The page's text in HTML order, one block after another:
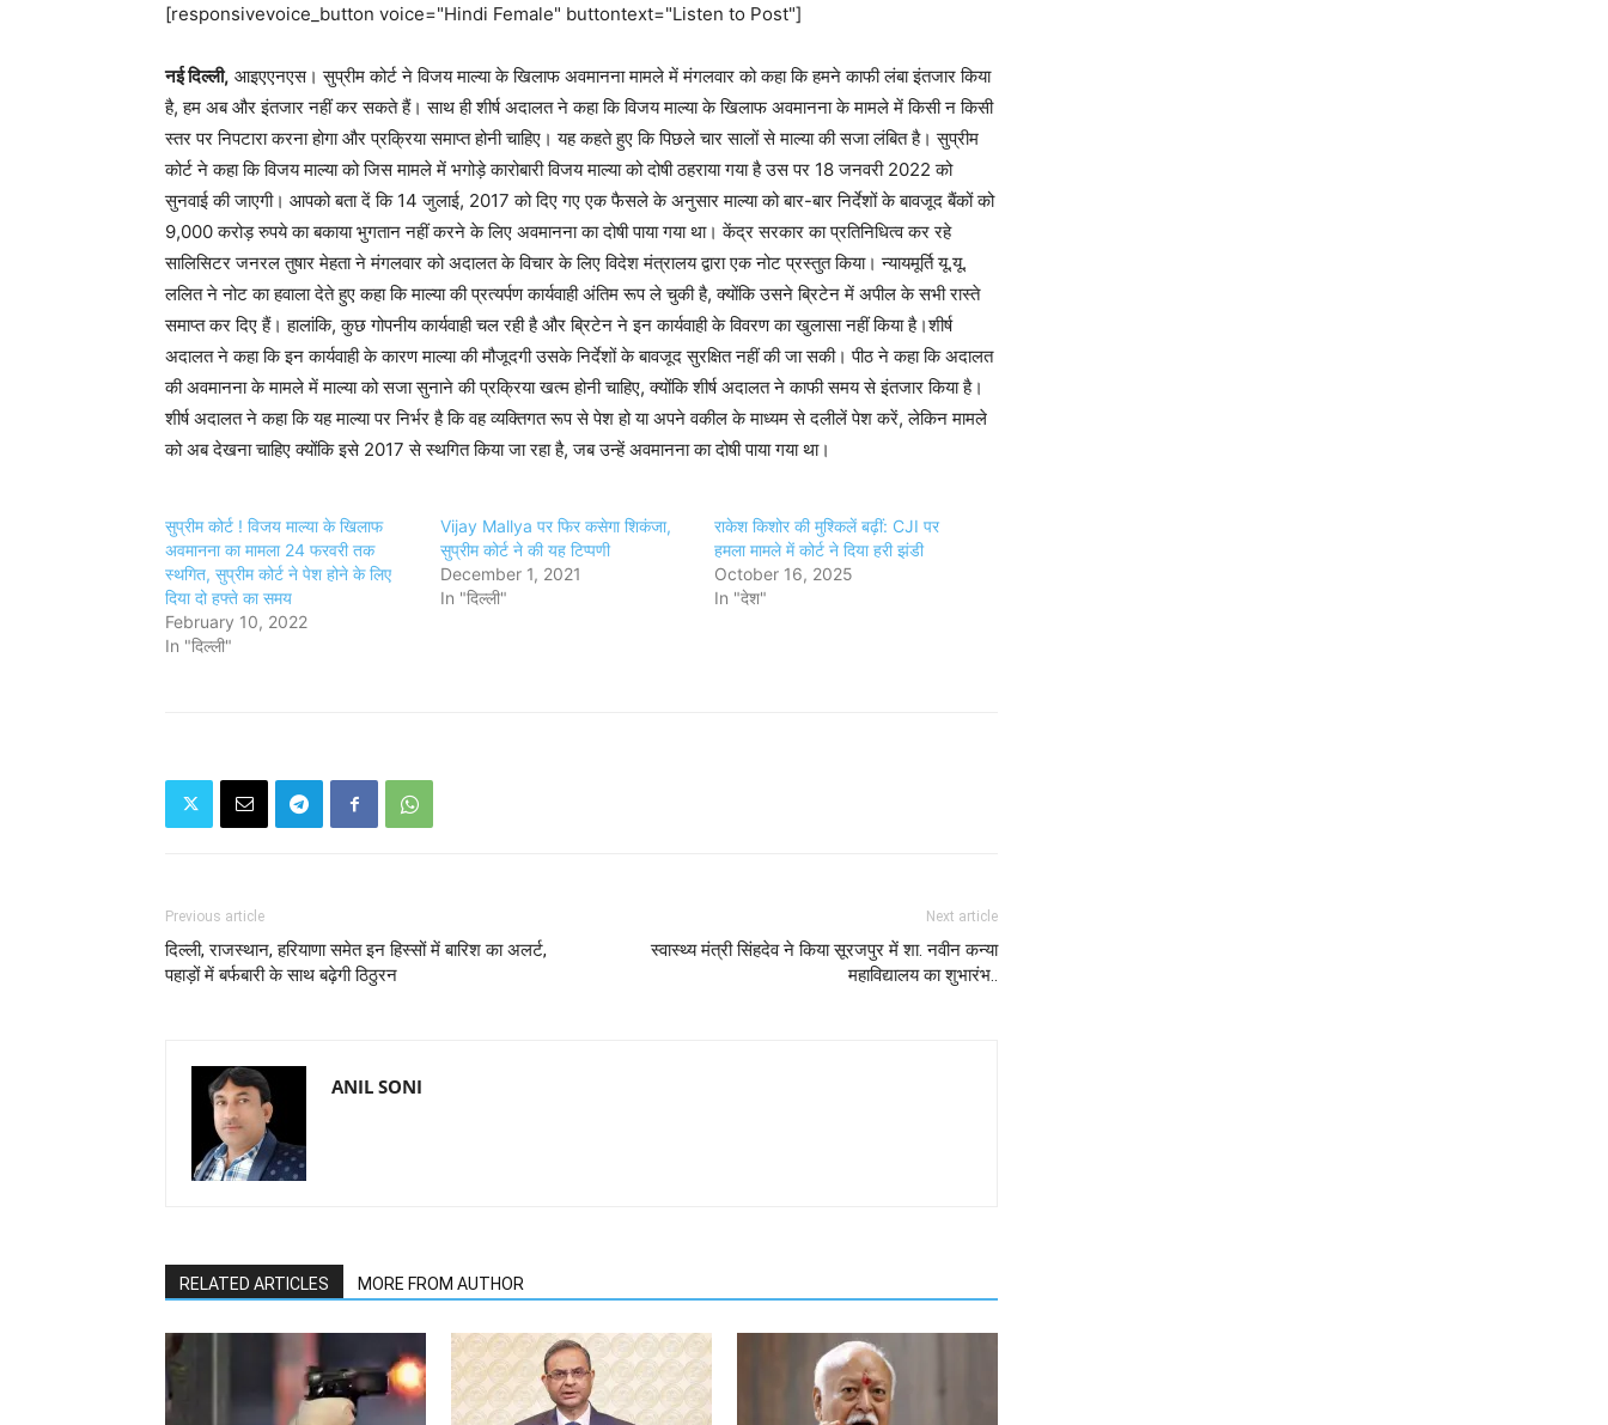
[responsivevoice_button voice="Hindi Female" buttontext="Listen to Post"]
नई दिल्ली, आइएएनएस। सुप्रीम कोर्ट ने विजय माल्या के खिलाफ अवमानना ​​​​मामले में मंगलवार को कहा कि हमने काफी लंबा इंतजार किया
है, हम अब और इंतजार नहीं कर सकते हैं। साथ ही शीर्ष अदालत ने कहा कि विजय माल्या के खिलाफ अवमानना ​​के मामले में किसी न किसी
स्तर पर निपटारा करना होगा और प्रक्रिया समाप्त होनी चाहिए। यह कहते हुए कि पिछले चार सालों से माल्या की सजा लंबित है। सुप्रीम
कोर्ट ने कहा कि विजय माल्या को जिस मामले में भगोड़े कारोबारी विजय माल्या को दोषी ठहराया गया है उस पर 18 जनवरी 2022 को
सुनवाई की जाएगी। आपको बता दें कि 14 जुलाई, 2017 को दिए गए एक फैसले के अनुसार माल्या को बार-बार निर्देशों के बावजूद बैंकों को
9,000 करोड़ रुपये का बकाया भुगतान नहीं करने के लिए अवमानना ​​का दोषी पाया गया था। केंद्र सरकार का प्रतिनिधित्व कर रहे
सालिसिटर जनरल तुषार मेहता ने मंगलवार को अदालत के विचार के लिए विदेश मंत्रालय द्वारा एक नोट प्रस्तुत किया। न्यायमूर्ति यू.यू.
ललित ने नोट का हवाला देते हुए कहा कि माल्या की प्रत्यर्पण कार्यवाही अंतिम रूप ले चुकी है, क्योंकि उसने ब्रिटेन में अपील के सभी रास्ते
समाप्त कर दिए हैं। हालांकि, कुछ गोपनीय कार्यवाही चल रही है और ब्रिटेन ने इन कार्यवाही के विवरण का खुलासा नहीं किया है।शीर्ष
अदालत ने कहा कि इन कार्यवाही के कारण माल्या की मौजूदगी उसके निर्देशों के बावजूद सुरक्षित नहीं की जा सकी। पीठ ने कहा कि अदालत
की अवमानना ​​के मामले में माल्या को सजा सुनाने की प्रक्रिया खत्म होनी चाहिए, क्योंकि शीर्ष अदालत ने काफी समय से इंतजार किया है।
शीर्ष अदालत ने कहा कि यह माल्या पर निर्भर है कि वह व्यक्तिगत रूप से पेश हो या अपने वकील के माध्यम से दलीलें पेश करें, लेकिन मामले
को अब देखना चाहिए क्योंकि इसे 2017 से स्थगित किया जा रहा है, जब उन्हें अवमानना ​​का दोषी पाया गया था।
सुप्रीम कोर्ट ! विजय माल्या के खिलाफ
अवमानना का मामला 24 फरवरी तक
स्थगित, सुप्रीम कोर्ट ने पेश होने के लिए
दिया दो हफ्ते का समय
February 10, 2022
In "दिल्ली"
Vijay Mallya पर फिर कसेगा शिकंजा,
सुप्रीम कोर्ट ने की यह टिप्पणी
December 1, 2021
In "दिल्ली"
राकेश किशोर की मुश्किलें बढ़ीं: CJI पर
हमला मामले में कोर्ट ने दिया हरी झंडी
October 16, 2025
In "देश"
Previous article
दिल्ली, राजस्थान, हरियाणा समेत इन हिस्सों में बारिश का अलर्ट,
पहाड़ों में बर्फबारी के साथ बढ़ेगी ठिठुरन
Next article
स्वास्थ्य मंत्री सिंहदेव ने किया सूरजपुर में शा. नवीन कन्या
महाविद्यालय का शुभारंभ..
ANIL SONI
RELATED ARTICLES MORE FROM AUTHOR